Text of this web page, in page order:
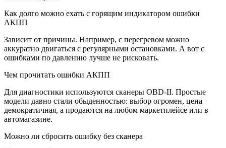
Как долго можно ехать с горящим индикатором ошибки
АКПП
Зависит от причины. Например, с перегревом можно
аккуратно двигаться с регулярными остановками. А вот с
ошибками по давлению лучше не рисковать.
Чем прочитать ошибки АКПП
Для диагностики используются сканеры OBD-II. Простые
модели давно стали обыденностью: выбор огромен, цена
демократичная, а продаются на любом маркетплейсе или в
автомагазине.
Можно ли сбросить ошибку без сканера